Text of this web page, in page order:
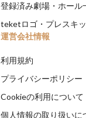
登録済み劇場・ホール
teketロゴ・プレスキ
運営会社情報
利用規約
プライバシーポリシー
Cookieの利用について
個人情報の取り扱いに